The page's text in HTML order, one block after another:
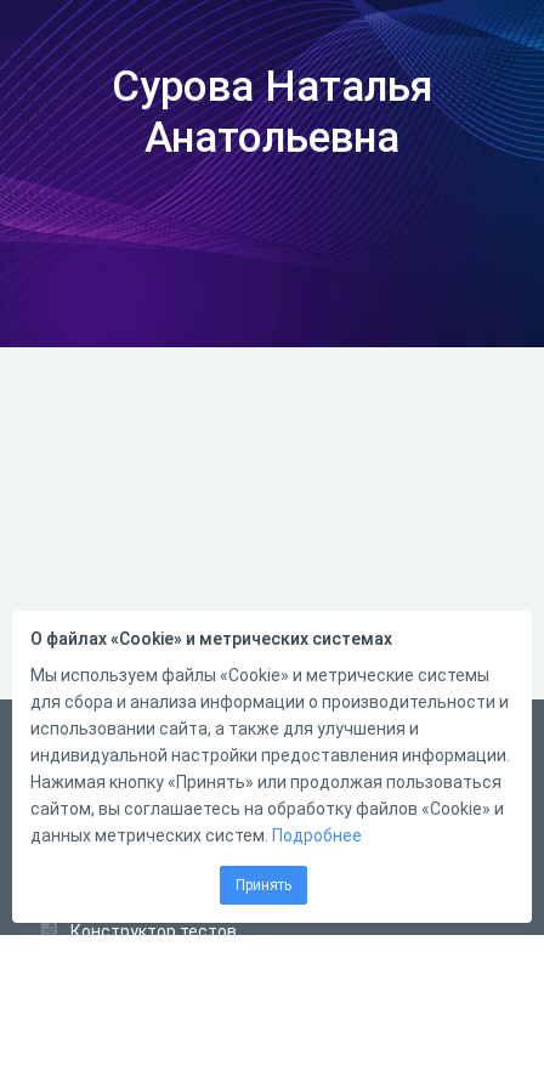
Сурова Наталья
Анатольевна
Русский
Справка
Форма обратной связи
Конструктор тестов
О файлах «Cookie» и метрических системах
Мы используем файлы «Cookie» и метрические системы
для сбора и анализа информации о производительности и
использовании сайта, а также для улучшения и
индивидуальной настройки предоставления информации.
Нажимая кнопку «Принять» или продолжая пользоваться
сайтом, вы соглашаетесь на обработку файлов «Cookie» и
данных метрических систем. Подробнее
Принять